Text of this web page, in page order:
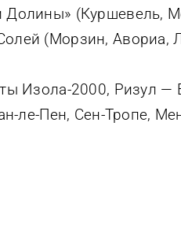
Долины» (Куршевель,
(Морзин, Авориа,
Изола-2000, Ризул —
Пен, Сен-Тропе,